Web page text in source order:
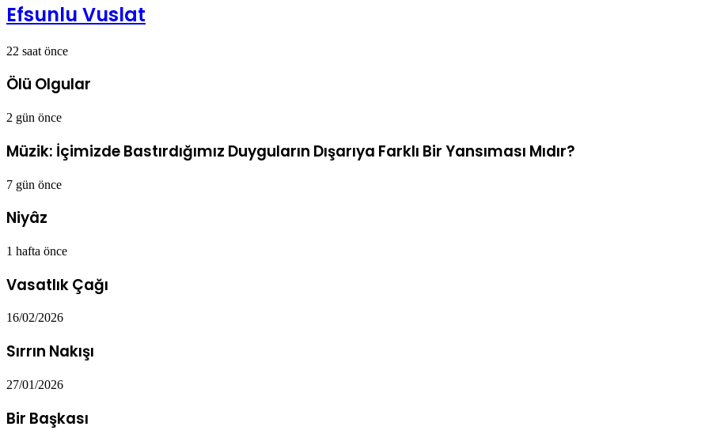
Efsunlu Vuslat
22 saat önce
Ölü Olgular
2 gün önce
Müzik: İçimizde Bastırdığımız Duyguların Dışarıya Farklı Bir Yansıması Mıdır?
7 gün önce
Niyâz
1 hafta önce
Vasatlık Çağı
16/02/2026
Sırrın Nakışı
27/01/2026
Bir Başkası